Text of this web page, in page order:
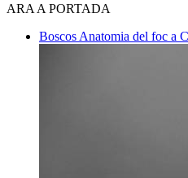
ARA A PORTADA
Boscos Anatomia del foc a